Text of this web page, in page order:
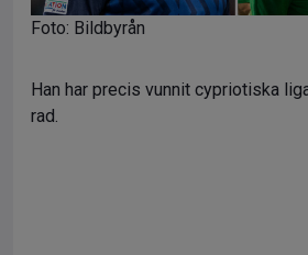
Foto: Bildbyrån
Han har precis vunnit cypriotiska
rad.